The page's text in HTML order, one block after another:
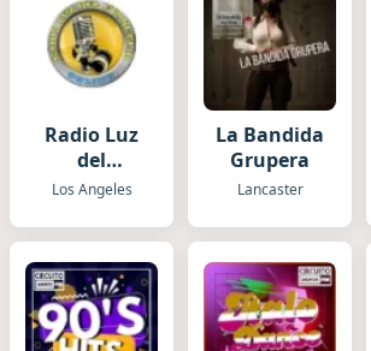
Radio Luz
del
Evangelio
Los Angeles
La Bandida
Grupera
Lancaster